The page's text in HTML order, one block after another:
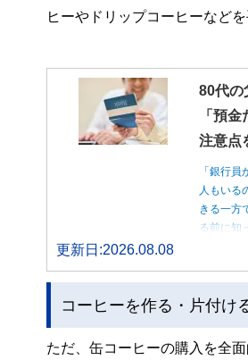
ヒーやドリップコーヒーなど
80代の
「預
注意点
「銀行
人もいる
きる一方
る前に知
更新日:2026.08.08
コーヒーを作る・片付け
ただ、缶コーヒーの購入を全